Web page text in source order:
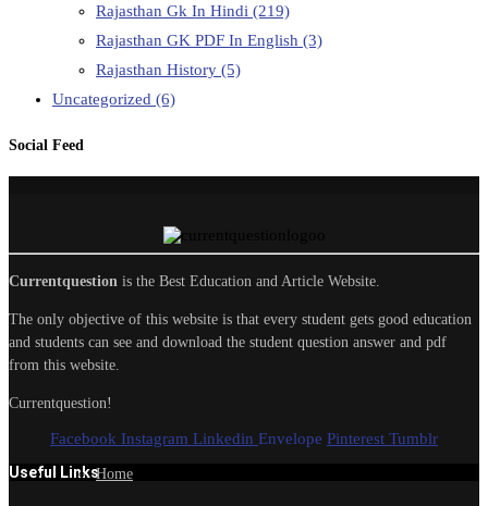
Rajasthan Gk In Hindi (219)
Rajasthan GK PDF In English (3)
Rajasthan History (5)
Uncategorized (6)
Social Feed
Currentquestion is the Best Education and Article Website.
The only objective of this website is that every student gets good education
and students can see and download the student question answer and pdf
from this website.
Currentquestion!
Facebook Instagram Linkedin Envelope Pinterest Tumblr
Useful LinksHome